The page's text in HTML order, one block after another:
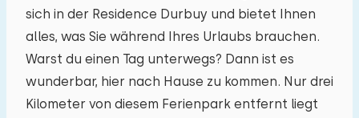
sich in der Residence Durbuy und bietet Ihnen
alles, was Sie während Ihres Urlaubs brauchen.
Warst du einen Tag unterwegs? Dann ist es
wunderbar, hier nach Hause zu kommen. Nur drei
Kilometer von diesem Ferienpark entfernt liegt
Mo Di Mi Do Fr Sa So
27 28 29 30 31 01
03 04 05 06 07 08 09